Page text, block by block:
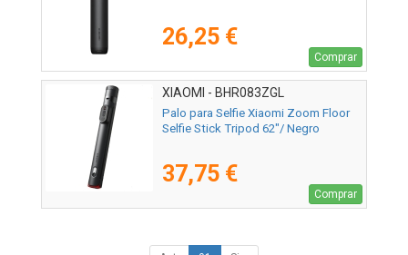
26,25 €
Comprar
XIAOMI - BHR083ZGL
Palo para Selfie Xiaomi Zoom Floor
Selfie Stick Tripod 62"/ Negro
37,75 €
Comprar